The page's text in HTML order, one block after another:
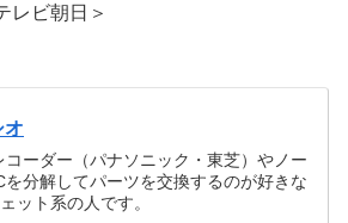
レビ朝日＞
オ
コーダー（パナソニック・東芝）やノー
を分解してパーツを交換するのが好きな
ット系の人です。